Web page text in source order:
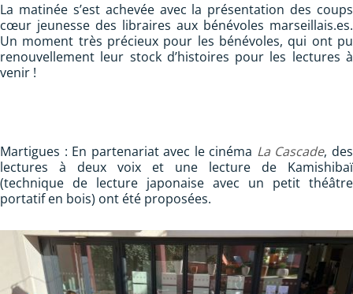
La matinée s’est achevée avec la présentation des coups
cœur jeunesse des libraires aux bénévoles marseillais.es.
Un moment très précieux pour les bénévoles, qui ont pu
renouvellement leur stock d’histoires pour les lectures à
venir !
Martigues : En partenariat avec le cinéma La Cascade, des
lectures à deux voix et une lecture de Kamishibaï
(technique de lecture japonaise avec un petit théâtre
portatif en bois) ont été proposées.